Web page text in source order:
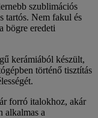
szublimációs
tartós. Nem fakul és
bögre eredeti
kerámiából készült,
történő tisztítás
forró italokhoz, akár
alkalmas a